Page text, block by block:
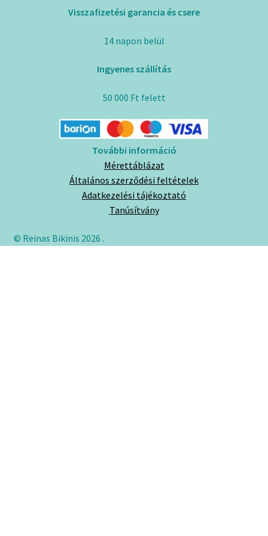
Visszafizetési garancia és csere
14 napon belül
Ingyenes szállítás
50 000 Ft felett
További információ
Mérettáblázat
Általános szerződési feltételek
Adatkezelési tájékoztató
Tanúsítvány
© Reinas Bikinis 2026 .